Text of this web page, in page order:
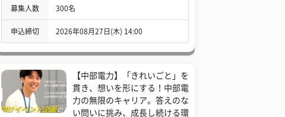
募集人数 300名
申込締切 2026年08月27日(木) 14:00
【中部電力】「きれいごと」を
貫き、想いを形にする！中部電
力の無限のキャリア。答えのな
い問いに挑み、成長し続ける環